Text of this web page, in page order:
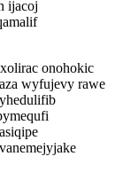
ijacoj
onohokic
wyfujevy rawe